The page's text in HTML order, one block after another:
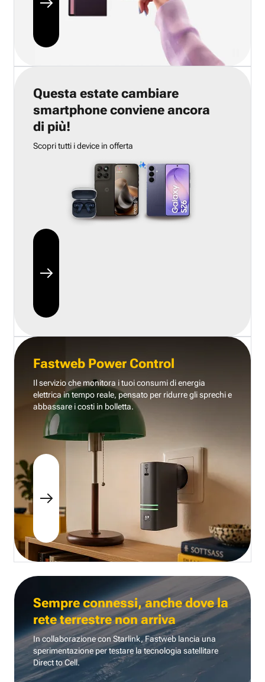
Questa estate cambiare
smartphone conviene ancora
di più!
Scopri tutti i device in offerta
Fastweb Power Control
Il servizio che monitora i tuoi consumi di energia
elettrica in tempo reale, pensato per ridurre gli sprechi e
abbassare i costi in bolletta.
Sempre connessi, anche dove la
rete terrestre non arriva
In collaborazione con Starlink, Fastweb lancia una
sperimentazione per testare la tecnologia satellitare
Direct to Cell.